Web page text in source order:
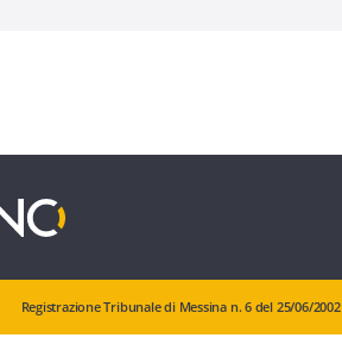
Registrazione Tribunale di Messina n. 6 del 25/06/2002